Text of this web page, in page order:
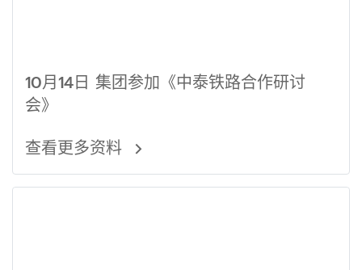
10月14日 集团参加《中泰铁路合作研讨
会》
查看更多资料